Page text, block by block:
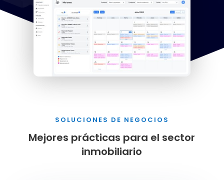
SOLUCIONES DE NEGOCIOS
Mejores prácticas para el sector
inmobiliario